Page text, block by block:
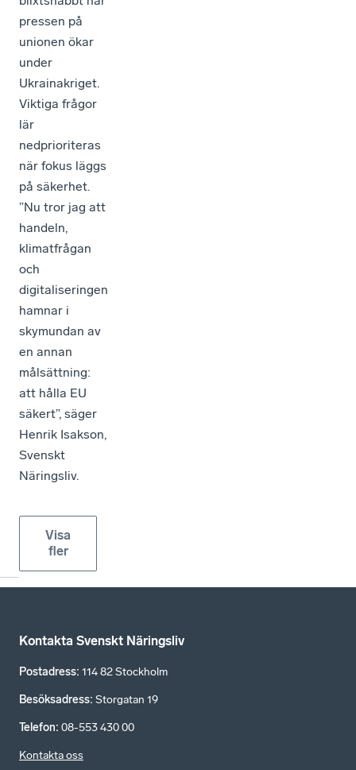
pressen på
unionen ökar
under
Ukrainakriget.
Viktiga frågor
lär
nedprioriteras
när fokus läggs
på säkerhet.
”Nu tror jag att
handeln,
klimatfrågan
och
digitaliseringen
hamnar i
skymundan av
en annan
målsättning:
att hålla EU
säkert”, säger
Henrik Isakson,
Svenskt
Näringsliv.
Visa
fler
Kontakta Svenskt Näringsliv
Postadress: 114 82 Stockholm
Besöksadress: Storgatan 19
Telefon: 08-553 430 00
Kontakta oss